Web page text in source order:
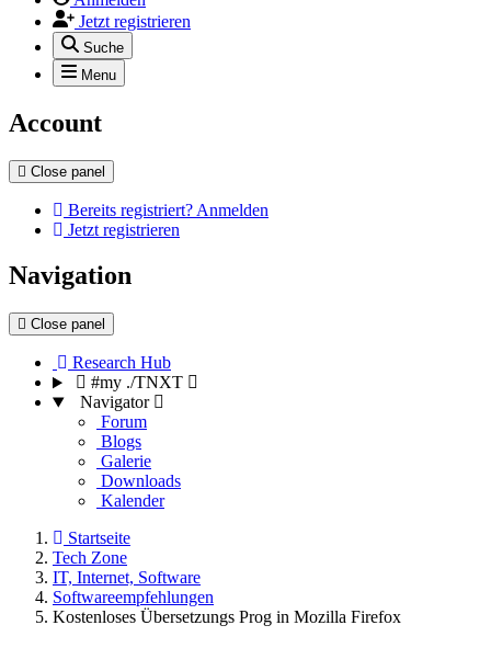
Jetzt registrieren
Suche
Menu
Account
Close panel
Bereits registriert? Anmelden
Jetzt registrieren
Navigation
Close panel
Research Hub
#my ./TNXT
Navigator
Forum
Blogs
Galerie
Downloads
Kalender
Startseite
Tech Zone
IT, Internet, Software
Softwareempfehlungen
Kostenloses Übersetzungs Prog in Mozilla Firefox